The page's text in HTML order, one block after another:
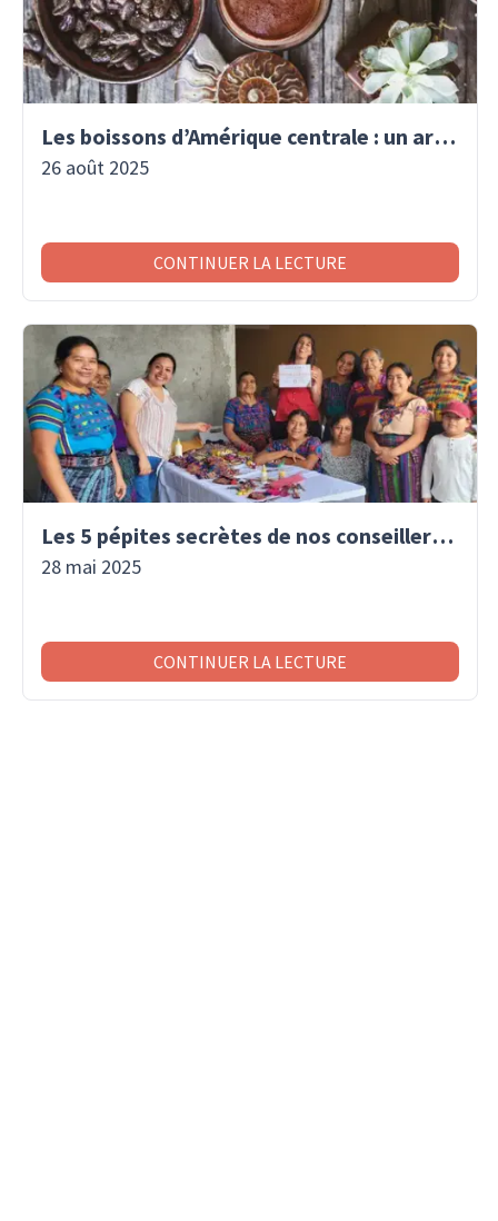
Les boissons d’Amérique centrale : un art de vivre traditionnel
26 août 2025
CONTINUER LA LECTURE
Les 5 pépites secrètes de nos conseillers voyage
28 mai 2025
CONTINUER LA LECTURE